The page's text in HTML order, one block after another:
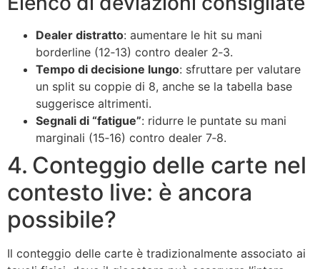
Dealer distratto: aumentare le hit su mani
borderline (12‑13) contro dealer 2‑3.
Tempo di decisione lungo: sfruttare per valutare
un split su coppie di 8, anche se la tabella base
suggerisce altrimenti.
Segnali di “fatigue”: ridurre le puntate su mani
marginali (15‑16) contro dealer 7‑8.
4. Conteggio delle carte nel
contesto live: è ancora
possibile?
Il conteggio delle carte è tradizionalmente associato ai